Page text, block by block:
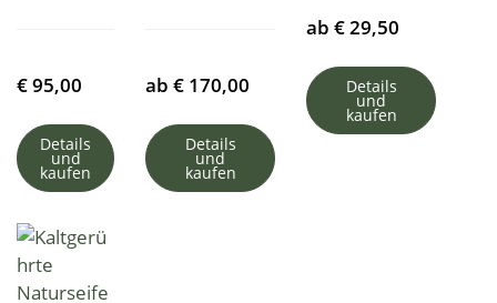
€95,00
Details
und
kaufen
ab € 170,00
Details
und
kaufen
ab €29,50
Details
und
kaufen